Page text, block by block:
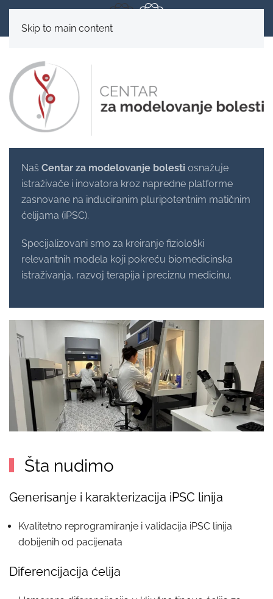
Skip to main content
Naš Centar za modelovanje bolesti osnažuje
istraživače i inovatora kroz napredne platforme
zasnovane na induciranim pluripotentnim matičnim
ćelijama (iPSC).
Specijalizovani smo za kreiranje fiziološki
relevantnih modela koji pokreću biomedicinska
istraživanja, razvoj terapija i preciznu medicinu.
Šta nudimo
Generisanje i karakterizacija iPSC linija
Kvalitetno reprogramiranje i validacija iPSC linija
dobijenih od pacijenata
Diferencijacija ćelija